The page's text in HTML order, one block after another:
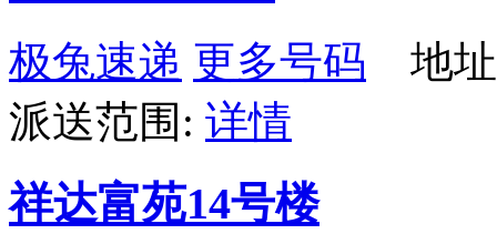
极兔速递 更多号码 地址
派送范围: 详情
祥达富苑14号楼